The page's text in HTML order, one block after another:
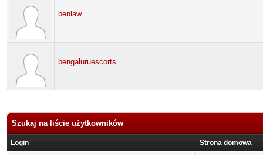
benlaw
bengaluruescorts
Szukaj na liście użytkowników
Login Strona domowa